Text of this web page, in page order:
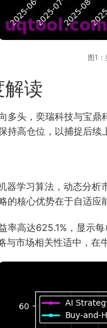
图1
读
多头，奕瑞科技与宝
高仓位，以捕捉后续
器学习算法，动态分
的核心优势在于自适应
率高达625.1%，显示
与市场相关性适中，